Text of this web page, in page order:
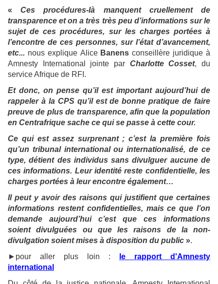
«Ces procédures-là manquent cruellement de
transparence et on a très très peu d’informations sur le
sujet de ces procédures, sur les charges portées à
l’encontre de ces personnes, sur l’état d’avancement,
etc... nous explique Alice Banens conseillère juridique à
Amnesty International jointe par Charlotte Cosset, du
service Afrique de RFI.
Et donc, on pense qu’il est important aujourd’hui de
rappeler à la CPS qu’il est de bonne pratique de faire
preuve de plus de transparence, afin que la population
en Centrafrique sache ce qui se passe à cette cour.
Ce qui est assez surprenant ; c’est la première fois
qu’un tribunal international ou internationalisé, de ce
type, détient des individus sans divulguer aucune de
ces informations. Leur identité reste confidentielle, les
charges portées à leur encontre également…
Il peut y avoir des raisons qui justifient que certaines
informations restent confidentielles, mais ce que l’on
demande aujourd’hui c’est que ces informations
soient divulguées ou que les raisons de la non-
divulgation soient mises à disposition du public ».
►pour aller plus loin :
le rapport d'Amnesty
international